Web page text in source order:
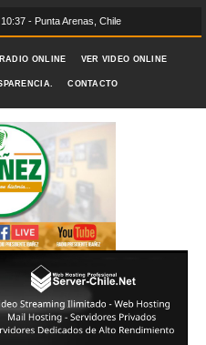
- Punta Arenas, Chile
ONLINE VER VIDEO ONLINE
CONTACTO